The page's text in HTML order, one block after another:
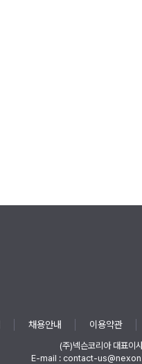
채용안내 이용약관
(주)넥슨코리아 대표이
E-mail : contact-